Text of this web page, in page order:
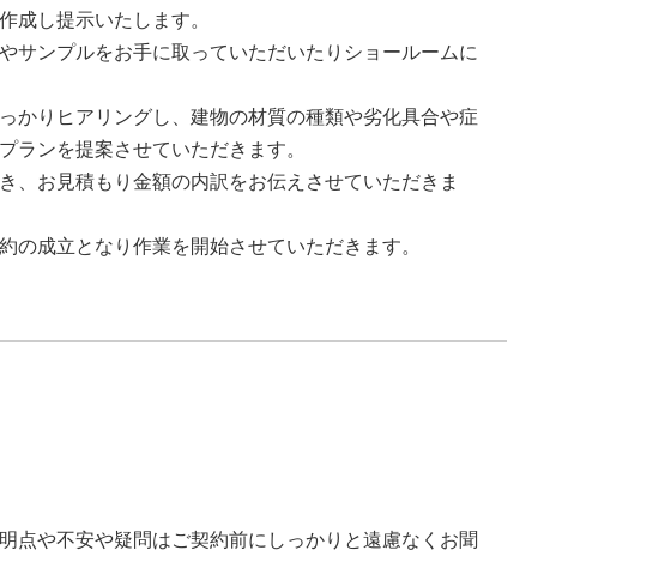
成し提示いたします。
サンプルをお手に取っていただいたりショールームに
かりヒアリングし、建物の材質の種類や劣化具合や症
ランを提案させていただきます。
、お見積もり金額の内訳をお伝えさせていただきま
成立となり作業を開始させていただきます。
点や不安や疑問はご契約前にしっかりと遠慮なくお聞